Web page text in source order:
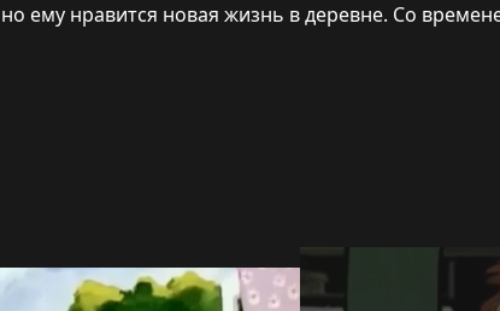
но ему нравится новая жизнь в деревне. Со